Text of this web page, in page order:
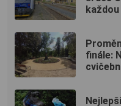
finále: